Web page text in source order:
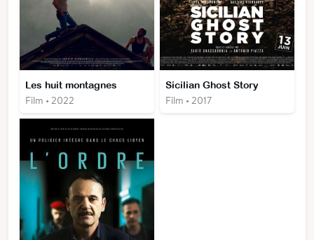
Les huit montagnes
Film • 2022
Sicilian Ghost Story
Film • 2017